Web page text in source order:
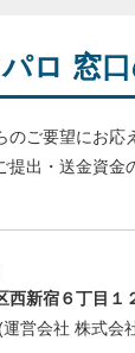
ロ 窓
のご要望にお応
提出・送金資金
西新宿６丁目
営会社 株式会